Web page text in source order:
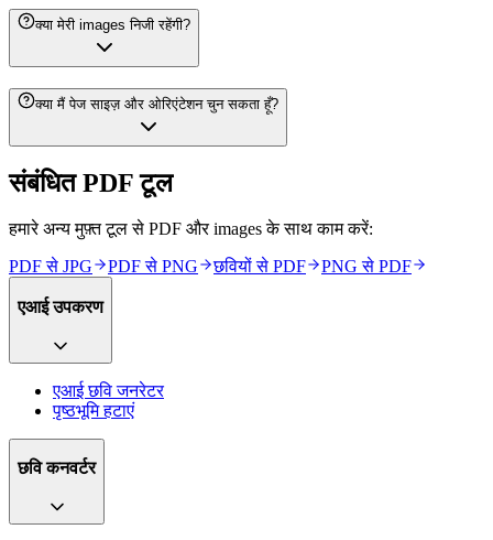
क्या मेरी images निजी रहेंगी?
क्या मैं पेज साइज़ और ओरिएंटेशन चुन सकता हूँ?
संबंधित PDF टूल
हमारे अन्य मुफ़्त टूल से PDF और images के साथ काम करें:
PDF से JPG
PDF से PNG छवियों से PDF PNG से PDF
एआई उपकरण
एआई छवि जनरेटर
पृष्ठभूमि हटाएं
छवि कनवर्टर